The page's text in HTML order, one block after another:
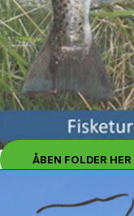
ÅBEN FOLDER HER